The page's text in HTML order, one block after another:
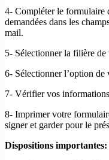
4- Compléter le formulaire
demandées dans les
mail.​
5- Sélectionner la filière
6- Sélectionner l’option
7- Vérifier vos
8- Imprimer votre
signer et garder pour le
Dispositions importantes: